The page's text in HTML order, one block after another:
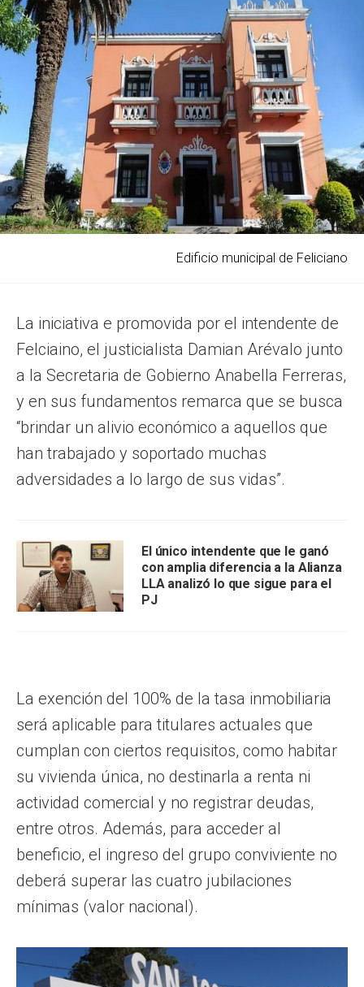
Edificio municipal de Feliciano
La iniciativa e promovida por el intendente de
Felciaino, el justicialista Damian Arévalo junto
a la Secretaria de Gobierno Anabella Ferreras,
y en sus fundamentos remarca que se busca
“brindar un alivio económico a aquellos que
han trabajado y soportado muchas
adversidades a lo largo de sus vidas”.
El único intendente que le ganó
con amplia diferencia a la Alianza
LLA analizó lo que sigue para el
PJ
La exención del 100% de la tasa inmobiliaria
será aplicable para titulares actuales que
cumplan con ciertos requisitos, como habitar
su vivienda única, no destinarla a renta ni
actividad comercial y no registrar deudas,
entre otros. Además, para acceder al
beneficio, el ingreso del grupo conviviente no
deberá superar las cuatro jubilaciones
mínimas (valor nacional).